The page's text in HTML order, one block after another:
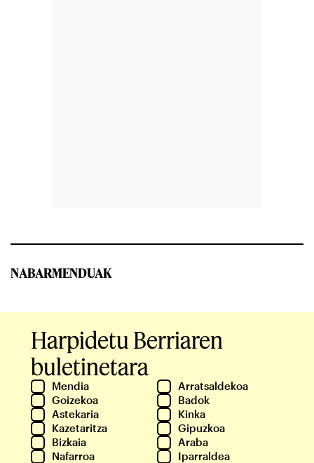
NABARMENDUAK
Harpidetu Berriaren
buletinetara
Mendia
Arratsaldekoa
Goizekoa
Badok
Astekaria
Kinka
Kazetaritza
Gipuzkoa
Bizkaia
Araba
Nafarroa
Iparraldea